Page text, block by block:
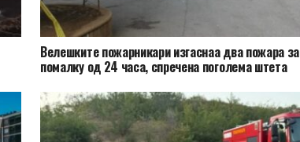
Велешките пожарникари изгаснаа два пожара за
помалку од 24 часа, спречена поголема штета